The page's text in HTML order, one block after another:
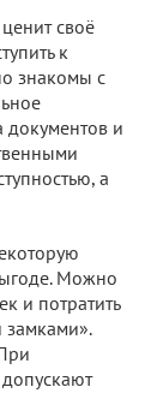
своё
к
знакомы с
документов и
а
Можно
и потратить